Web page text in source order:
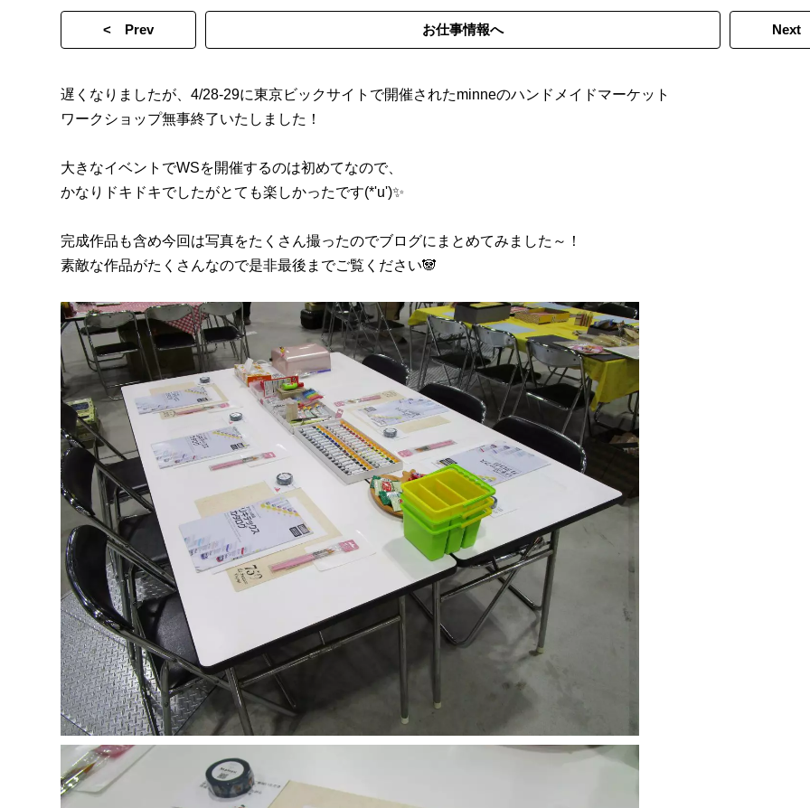
< Prev お仕事情報へ
遅くなりましたが、4/28-29に東京ビックサイトで開催されたminneのハンドメイドマーケット
ワークショップ無事終了いたしました！
大きなイベントでWSを開催するのは初めてなので、
かなりドキドキでしたがとても楽しかったです(*'u')✨
完成作品も含め今回は写真をたくさん撮ったのでブログにまとめてみました～！
素敵な作品がたくさんなので是非最後までご覧ください🐼